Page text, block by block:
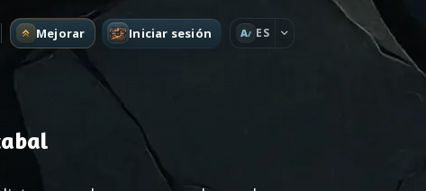
Mejorar Iniciar sesión A ES